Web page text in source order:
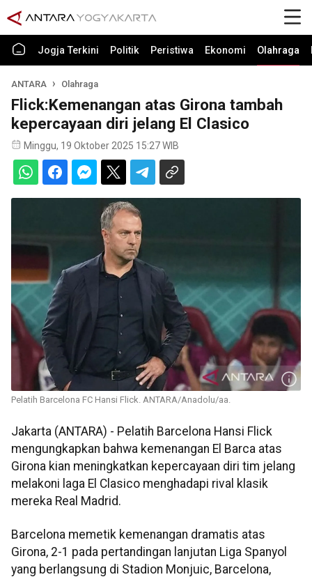
Jogja Terkini Politik Peristiwa Ekonomi Olahraga
ANTARA Olahraga
Flick:Kemenangan atas Girona tambah
kepercayaan diri jelang El Clasico
Minggu, 19 Oktober 2025 15:27 WIB
Pelatih Barcelona FC Hansi Flick. ANTARA/Anadolu/aa.
Jakarta (ANTARA) - Pelatih Barcelona Hansi Flick
mengungkapkan bahwa kemenangan El Barca atas
Girona kian meningkatkan kepercayaan diri tim jelang
melakoni laga El Clasico menghadapi rival klasik
mereka Real Madrid.
Barcelona memetik kemenangan dramatis atas
Girona, 2-1 pada pertandingan lanjutan Liga Spanyol
yang berlangsung di Stadion Monjuic, Barcelona,